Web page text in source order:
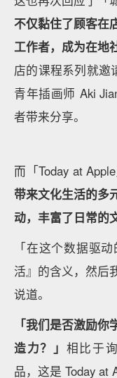
Avenue」，据说
展示的季节性橱窗
从这些名字即可
不仅想让你有更好
以逛起来，待得更
而为这个公共
Apple」，承载
坊The Forum。
Today at Apple
超 500 多家的门
题内容涵盖照片、
它的目的不仅是教
是以共享信息和内